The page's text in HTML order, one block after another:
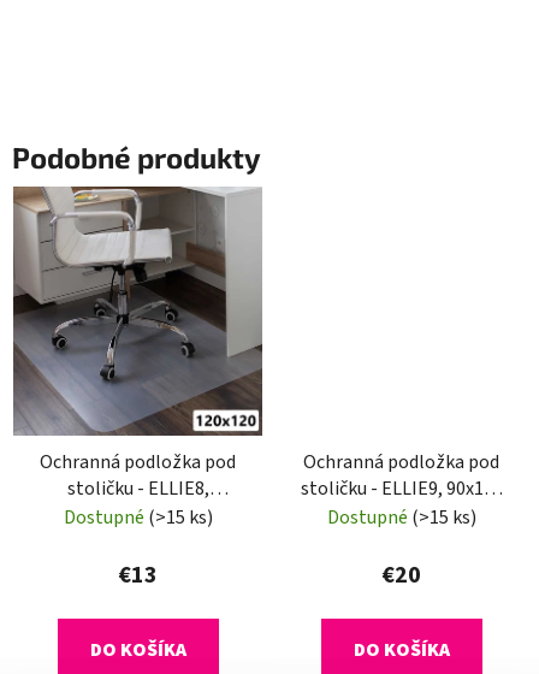
Podobné produkty
Ochranná podložka pod
stoličku - ELLIE8,
120x120 cm, 0,8 mm
Dostupné (>15 ks)
€13
DO KOŠÍKA
Ochranná podložka pod
stoličku - ELLIE9, 90x120
cm, 1,8 mm
Dostupné (>15 ks)
€20
DO KOŠÍKA